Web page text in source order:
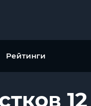
Рейтинги